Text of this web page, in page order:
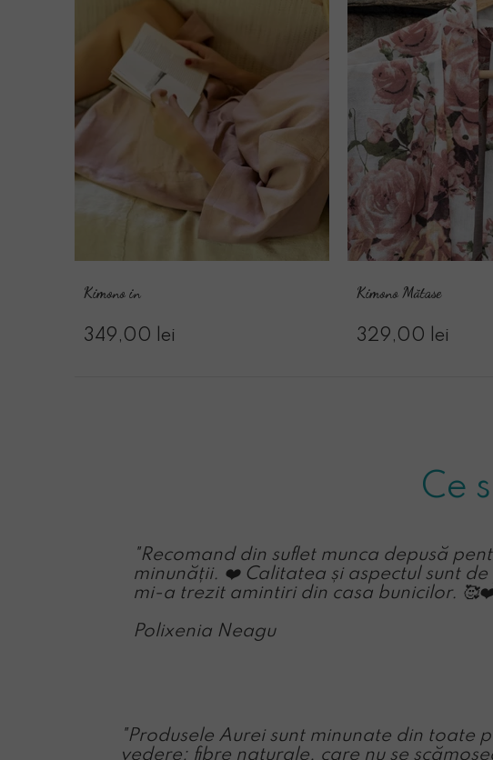
"Recomand din suflet munca depusă
minunății. ❤️ Calitatea și aspectul sunt de
mi-a trezit amintiri din casa bunicilor.
Polixenia Neagu
Ce
"Produsele Aurei sunt minunate din toate
vedere: fibre naturale, care nu se
Kimono in
349,00 lei
Kimono Mătase
329,00 lei